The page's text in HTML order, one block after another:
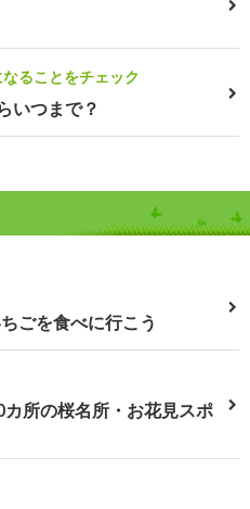
ることをチェック
いつまで？
ごを食べに行こう
所の桜名所・お花見スポ